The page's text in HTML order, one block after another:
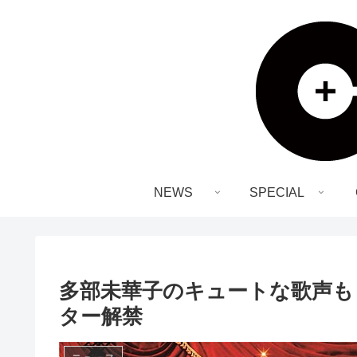
NEWS SPECIAL
多部未華子のキュートな歌声
ター解禁